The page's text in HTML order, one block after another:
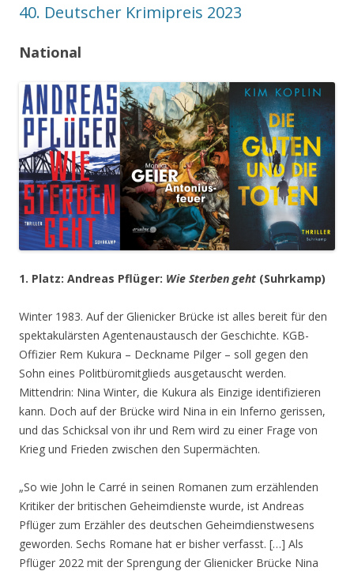
40. Deutscher Krimipreis 2023
National
1. Platz: Andreas Pflüger: Wie Sterben geht (Suhrkamp)
Winter 1983. Auf der Glienicker Brücke ist alles bereit für den
spektakulärsten Agentenaustausch der Geschichte. KGB-
Offizier Rem Kukura – Deckname Pilger – soll gegen den
Sohn eines Politbüromitglieds ausgetauscht werden.
Mittendrin: Nina Winter, die Kukura als Einzige identifizieren
kann. Doch auf der Brücke wird Nina in ein Inferno gerissen,
und das Schicksal von ihr und Rem wird zu einer Frage von
Krieg und Frieden zwischen den Supermächten.
„So wie John le Carré in seinen Romanen zum erzählenden
Kritiker der britischen Geheimdienste wurde, ist Andreas
Pflüger zum Erzähler des deutschen Geheimdienstwesens
geworden. Sechs Romane hat er bisher verfasst. […] Als
Pflüger 2022 mit der Sprengung der Glienicker Brücke Nina